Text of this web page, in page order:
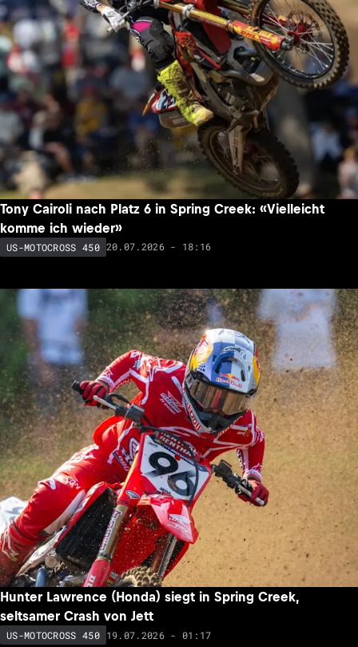
Tony Cairoli nach Platz 6 in Spring Creek: «Vielleicht
komme ich wieder»
US-MOTOCROSS 450 20.07.2026 - 18:16
Hunter Lawrence (Honda) siegt in Spring Creek,
seltsamer Crash von Jett
US-MOTOCROSS 450 19.07.2026 - 01:17